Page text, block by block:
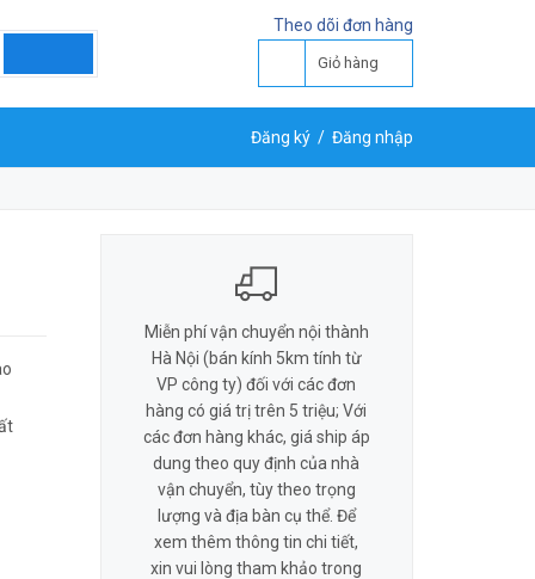
Theo dõi đơn hàng
Giỏ hàng
Đăng ký / Đăng nhập
LIÊN HỆ ĐẶT HÀNG
0818 581 155
Miễn phí vận chuyển nội thành
Hà Nội (bán kính 5km tính từ
VP công ty) đối với các đơn
hàng có giá trị trên 5 triệu; Với
các đơn hàng khác, giá ship áp
dung theo quy định của nhà
vận chuyển, tùy theo trọng
lượng và địa bàn cụ thể. Để
xem thêm thông tin chi tiết,
xin vui lòng tham khảo trong